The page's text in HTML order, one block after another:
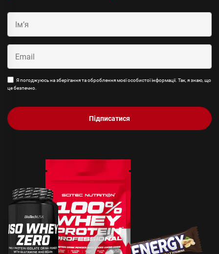
Я погоджуюсь на зберігання та оброблення моєї особистої інформації. Так, я знаю, що
це безпечно.
Підписатися